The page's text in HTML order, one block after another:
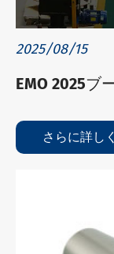
2025/08/15
EMO 2025ブ
さらに詳し